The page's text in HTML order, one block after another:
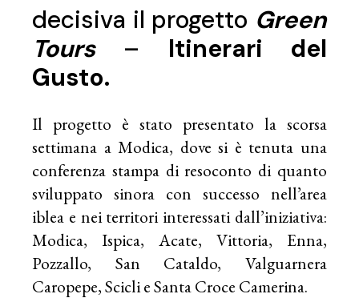
decisiva il progetto Green
Tours– Itinerari del
Gusto.
Il progetto è stato presentato la scorsa
settimana a Modica, dove si è tenuta una
conferenza stampa di resoconto di quanto
sviluppato sinora con successo nell’area
iblea e nei territori interessati dall’iniziativa:
Modica, Ispica, Acate, Vittoria, Enna,
Pozzallo, San Cataldo, Valguarnera
Caropepe, Scicli e Santa Croce Camerina.